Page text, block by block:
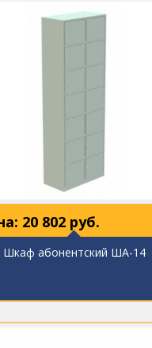
20 802 руб.
Шкаф абонентский ША-14